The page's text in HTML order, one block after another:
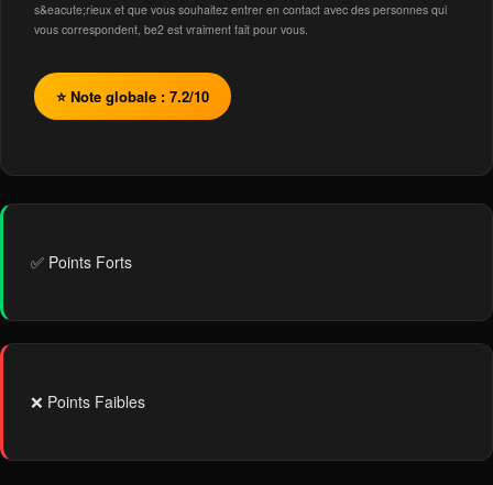
s&eacute;rieux et que vous souhaitez entrer en contact avec des personnes qui
vous correspondent, be2 est vraiment fait pour vous.
⭐ Note globale : 7.2/10
✅ Points Forts
❌ Points Faibles